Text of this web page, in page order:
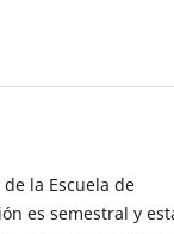
la Escuela de
es semestral y